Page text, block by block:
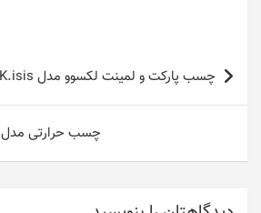
راهبری
نوشته
چسب پارکت و لمینت لکسوو مدل K.isis وزن 500 گرم
چسب حرارتی مدل 0.7 بسته 10 عددی